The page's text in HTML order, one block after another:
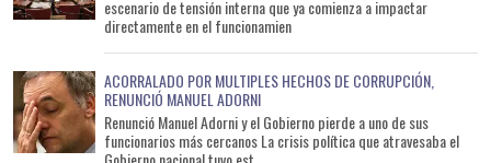
escenario de tensión interna que ya comienza a impactar
directamente en el funcionamien
ACORRALADO POR MULTIPLES HECHOS DE CORRUPCIÓN,
RENUNCIÓ MANUEL ADORNI
Renunció Manuel Adorni y el Gobierno pierde a uno de sus
funcionarios más cercanos La crisis política que atravesaba el